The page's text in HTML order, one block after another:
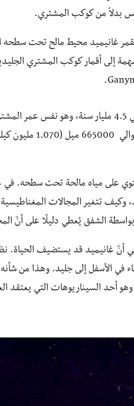
بدلاً من كوكب المشتري.
غانيميد محيط مالح تحت سطحه
يبلغ عمر جانيميد حوالي 4.5 مليار
المشتري،
وكيف تتغير المجالات
بواسطة الشفق يُعطي دليلًا على أنّ
أنّ غانيميد قد يستضيف الحياة.
في الأسفل إلى جليد. وهذا من
أحد السيناريوهات التي